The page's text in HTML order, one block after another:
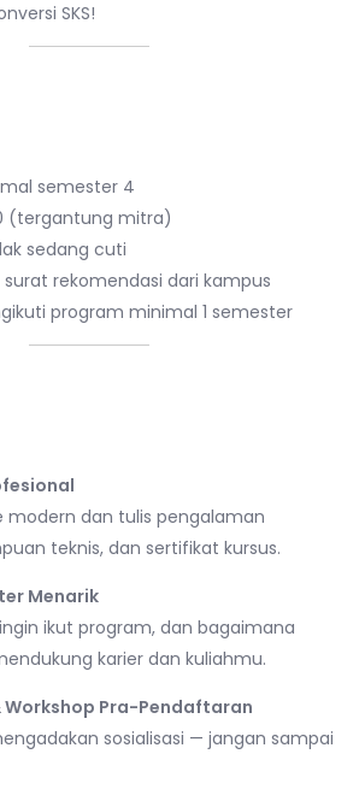
SKS!
semester 4
(tergantung mitra)
sedang cuti
surat rekomendasi dari kampus
program minimal 1 semester
dan tulis pengalaman
teknis, dan sertifikat kursus.
Menarik
ikut program, dan bagaimana
karier dan kuliahmu.
Workshop Pra-Pendaftaran
sosialisasi — jangan sampai